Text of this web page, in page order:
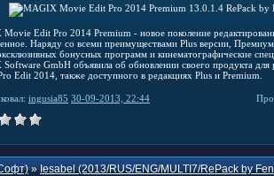
Edit Pro 2014 Premium - новое поколение
Наряду со всеми преимуществами Plus версии,
бонусных программ и кинематографические
GmbH объявила об обновлении своего продукта
Edit 2014, также доступного в редакциях Plus и Premium.
ingusia85 30-09-2013, 22:44
»Iesabel (2013/RUS/ENG/MULTI7/RePack by